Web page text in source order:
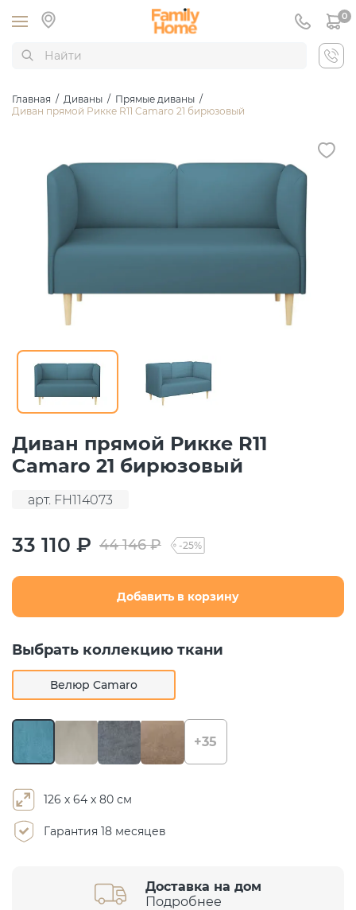
0
Главная / Диваны / Прямые диваны /
Диван прямой Рикке R11 Camaro 21 бирюзовый
Диван прямой Рикке R11
Camaro 21 бирюзовый
арт. FH114073
33 110 ₽ 44 146 ₽ -25%
Добавить в корзину
Выбрать коллекцию ткани
Велюр Camaro
+35
126 х 64 х 80 см
Гарантия 18 месяцев
Доставка на дом
Подробнее